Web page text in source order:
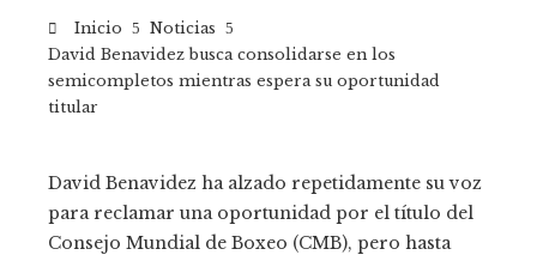
Inicio
Noticias
David Benavidez busca consolidarse en los
semicompletos mientras espera su oportunidad
titular
David Benavidez ha alzado repetidamente su voz
para reclamar una oportunidad por el título del
Consejo Mundial de Boxeo (CMB), pero hasta